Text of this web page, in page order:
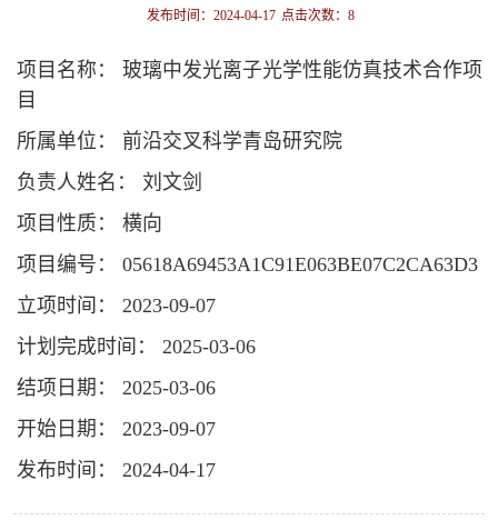
发布时间：2024-04-17 点击次数： 8
项目名称： 玻璃中发光离子光学性能仿真技术合作项
目
所属单位： 前沿交叉科学青岛研究院
负责人姓名： 刘文剑
项目性质： 横向
项目编号： 05618A69453A1C91E063BE07C2CA63D3
立项时间： 2023-09-07
计划完成时间： 2025-03-06
结项日期： 2025-03-06
开始日期： 2023-09-07
发布时间： 2024-04-17